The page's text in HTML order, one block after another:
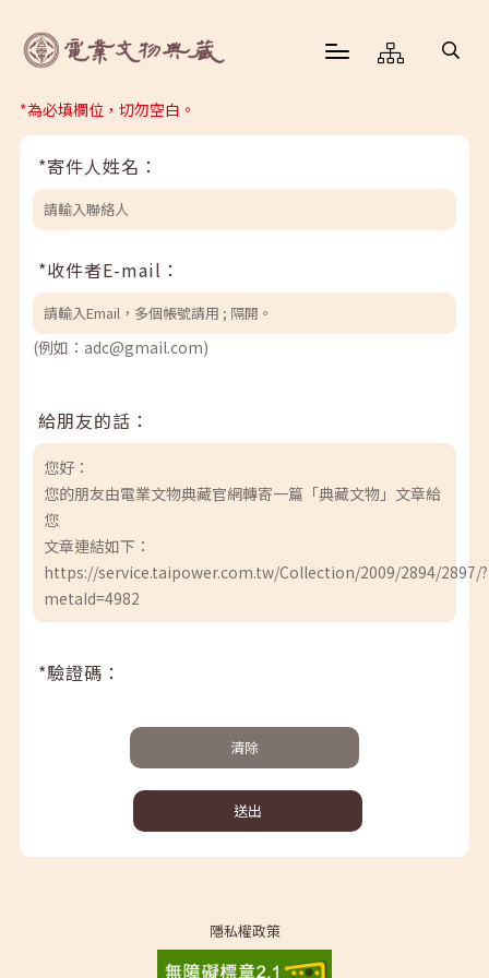
*為必填欄位，切勿空白。
*寄件人姓名：
*收件者E-mail：
(例如：adc@gmail.com)
給朋友的話：
您好：
您的朋友由電業文物典藏官網轉寄一篇「典藏文物」文章給
您
文章連結如下：
https://service.taipower.com.tw/Collection/2009/2894/2897/?
metaId=4982
*驗證碼：
清除
送出
隱私權政策